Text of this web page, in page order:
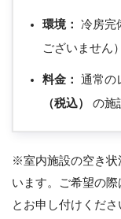
環境：
冷房完
ございません）
料金： 通常の
（税込）
の施
※室内施設の空き状
います。ご希望の
とお申し付けくださ